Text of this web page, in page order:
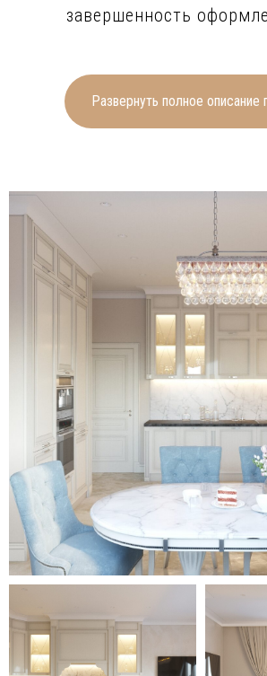
завершенность
гостиной является
отделки которого также
отдал предпочтение
бежевым и кремовым
оттенкам. Центральную
занимает большой
диван с кофейным
В квартире есть две
комнаты, каждая из
оформлена в
стиле. Одна из спален с
большим панорамным
отличается обилием
деревянных фактур и
разнообразием теплых
коричневых оттенков.
комната выполнена в
тонах с
для расширения
Развернуть полное описание